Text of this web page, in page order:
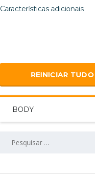
Características adicionais
REINICIAR TUDO
BODY
PESQUISAR